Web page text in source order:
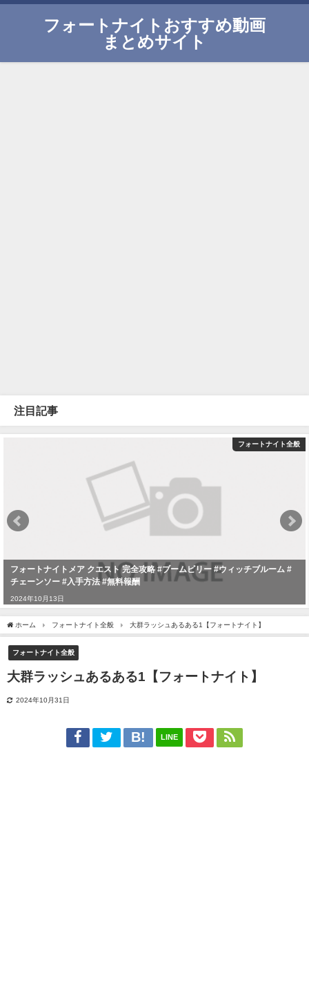
フォートナイトおすすめ動画
まとめサイト
注目記事
フォートナイト全般
フォートナイトメア クエスト 完全攻略 #ブームビリー #ウィッチブルーム #
チェーンソー #入手方法 #無料報酬
2024年10月13日
ホーム フォートナイト全般 大群ラッシュあるある1【フォートナイト】
フォートナイト全般
大群ラッシュあるある1【フォートナイト】
2024年10月31日
LINE